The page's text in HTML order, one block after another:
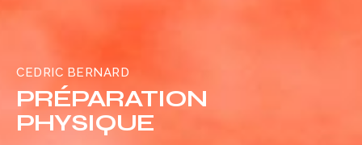
CEDRIC BERNARD
PRÉPARATION
PHYSIQUE